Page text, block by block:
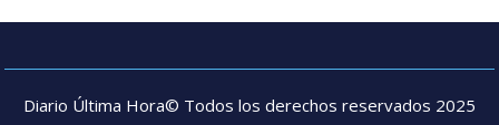
Diario Última Hora© Todos los derechos reservados 2025